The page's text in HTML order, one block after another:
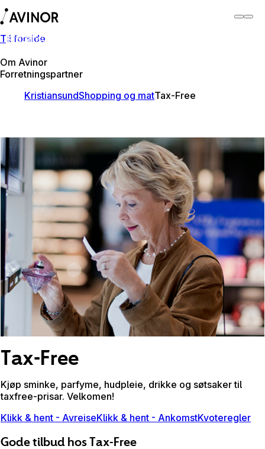
Til forside
Om Avinor
Forretningspartner
Kristiansund lufthamn
KristiansundShopping og matTax-Free
Tax-Free
Kjøp sminke, parfyme, hudpleie, drikke og søtsaker til
taxfree-prisar. Velkomen!
Klikk & hent - AvreiseKlikk & hent - AnkomstKvoteregler
Gode tilbud hos Tax-Free